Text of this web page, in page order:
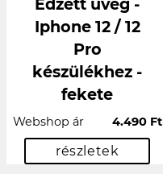
Edzett üveg -
Iphone 12 / 12
Pro
készülékhez -
fekete
Webshop ár 4.490 Ft
részletek